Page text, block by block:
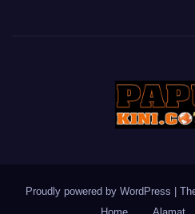
Proudly powered by WordPress